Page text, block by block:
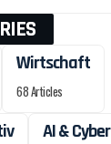
Wirtschaft
68 Articles
AI & Cyber